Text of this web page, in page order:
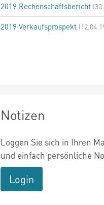
2019 Rechenschaftsbericht
2019 Verkaufsprospekt
Notizen
Loggen Sie sich in Ihren
und einfach persönliche
Login